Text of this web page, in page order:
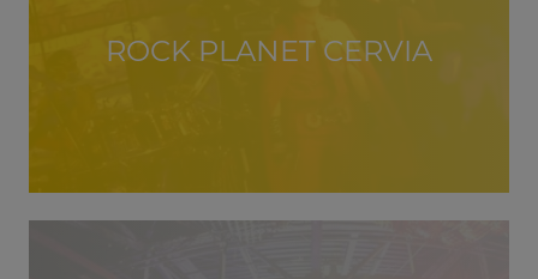
ROCK PLANET CERVIA